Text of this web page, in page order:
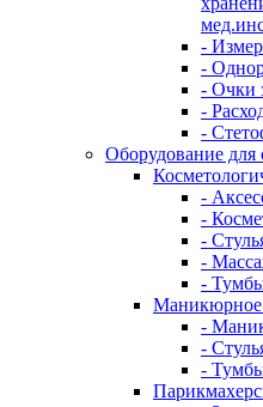
-
-
- Очки
-
-
Оборудование для
-
-
-
-
-
Маникюрное
-
-
-